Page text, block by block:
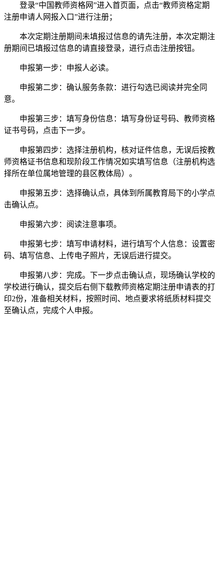
登录“中国教师资格网”进入首页面，点击“教师资格定期
注册申请人网报入口”进行注册；
本次定期注册期间未填报过信息的请先注册，本次定期注
册期间已填报过信息的请直接登录，进行点击注册按钮。
申报第一步：申报人必读。
申报第二步：确认服务条款：进行勾选已阅读并完全同
意。
申报第三步：填写身份信息：填写身份证号码、教师资格
证书号码，点击下一步。
申报第四步：选择注册机构，核对证件信息，无误后按教
师资格证书信息和现阶段工作情况如实填写信息（注册机构选
择所在单位属地管理的县区教体局）。
申报第五步：选择确认点，具体到所属教育局下的小学点
击确认点。
申报第六步：阅读注意事项。
申报第七步：填写申请材料，进行填写个人信息：设置密
码、填写信息、上传电子照片，无误后进行提交。
申报第八步：完成。下一步点击确认点，现场确认学校的
学校进行确认，提交后右侧下载教师资格定期注册申请表的打
印2份，准备相关材料，按照时间、地点要求将纸质材料提交
至确认点，完成个人申报。